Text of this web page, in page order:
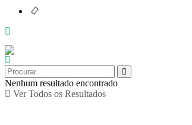
Nenhum resultado encontrado
Ver Todos os Resultados